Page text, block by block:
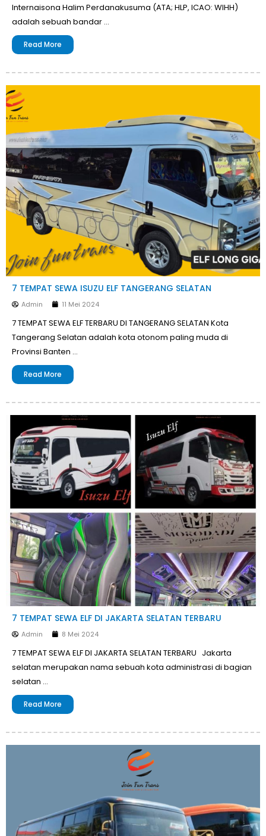
Internaisona Halim Perdanakusuma (ATA; HLP, ICAO: WIHH)
adalah sebuah bandar …
Read More
7 TEMPAT SEWA ISUZU ELF TANGERANG SELATAN
Admin 11 Mei 2024
7 TEMPAT SEWA ELF TERBARU DI TANGERANG SELATAN Kota
Tangerang Selatan adalah kota otonom paling muda di
Provinsi Banten …
Read More
7 TEMPAT SEWA ELF DI JAKARTA SELATAN TERBARU
Admin 8 Mei 2024
7 TEMPAT SEWA ELF DI JAKARTA SELATAN TERBARU Jakarta
selatan merupakan nama sebuah kota administrasi di bagian
selatan …
Read More